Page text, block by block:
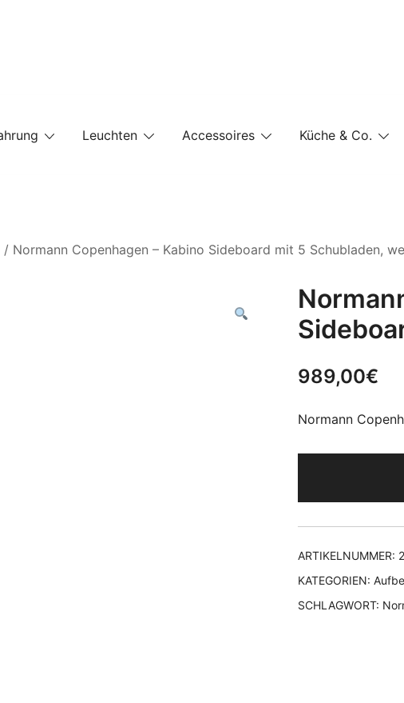
Leuchten Accessoires Küche & Co.
/ Normann Copenhagen – Kabino Sideboard mit 5 Schubladen,
989,00€
Normann
ARTIKELNUMMER:
KATEGORIEN:
SCHLAGWORT: